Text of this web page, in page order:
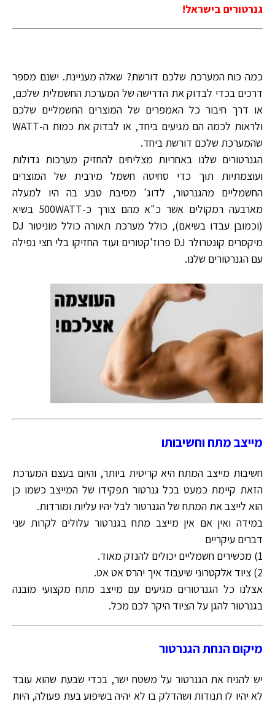
גנרטורים בישראל!
כמה כוח המערכת שלכם דורשת? שאלה מעניינת. ישנם מספר
דרכים בכדי לבדוק את הדרישה של המערכת החשמלית שלכם,
או דרך חיבור כל האמפרים של המוצרים החשמליים שלכם
ולראות לכמה הם מגיעים ביחד, או לבדוק את כמות ה-WATT
שהמערכת שלכם דורשת ביחד.
הגנרטורים שלנו באחריות מצליחים להחזיק מערכות גדולות
ועוצמתיות תוך כדי סחיטה חשמל מירבית של המוצרים
החשמליים מהגנרטור, לדוג' מסיבת טבע בה היו למעלה
מארבעה רמקולים אשר כ"א מהם צורך כ-500WATT בשיא
(וכמובן עבדו בשיאם), כולל מערכת תאורה כולל מוניטור DJ
מיקסרים קונטרולר DJ פרוז'קטורים ועוד החזיקו בלי חצי נפילה
עם הגנרטורים שלנו.
מייצב מתח וחשיבותו
חשיבות מייצב המתח היא קריטית ביותר, והיום בעצם המערכת
הזאת קיימת כמעט בכל גנרטור תפקידו של המייצב כשמו כן
הוא לייצב את המתח של הגנרטור לבל יהיו עליות ומורדות.
במידה ואין אם אין מייצב מתח בגנרטור עלולים לקרות שני
דברים עיקריים
1) מכשירים חשמליים יכולים להנזק מאוד.
2) ציוד אלקטרוני שיעבוד איך יהרס אט אט.
אצלנו כל הגנרטורים מגיעים עם מייצב מתח מקצועי מובנה
בגנרטור להגן על הציוד היקר לכם מכל.
מיקום הנחת הגנרטור
יש להניח את הגנרטור על משטח ישר, בכדי שבעת שהוא עובד
לא יהיו לו תנודות ושהדלק בו לא יהיה בשיפוע בעת פעולה, היות